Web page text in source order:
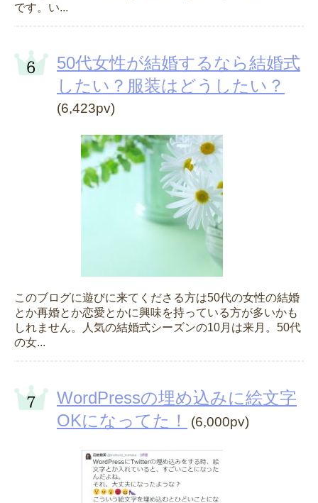
です。い...
50代女性が結婚するなら結婚式
したい？服装はどうしたい？
(6,423pv)
このブログに遊びに来てくださる方は50代の女性の結婚
とか再婚とか恋愛とかに興味を持っている方が多いかも
しれません。人気の結婚式シーズンの10月は来月。50代
の女...
WordPressの埋め込みに絵文字
OKになってた！
(6,000pv)